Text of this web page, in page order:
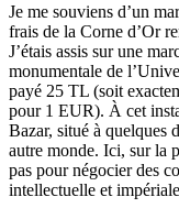
Je me souviens d’un
frais de la Corne d’Or
J’étais assis sur une
monumentale de
payé 25 TL (soit
pour 1 EUR). À cet
Bazar, situé à quelques
autre monde. Ici, sur la
pas pour négocier des
intellectuelle et